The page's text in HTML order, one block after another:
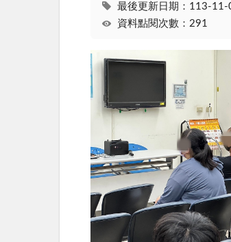
最後更新日期：113-11-
資料點閱次數：291